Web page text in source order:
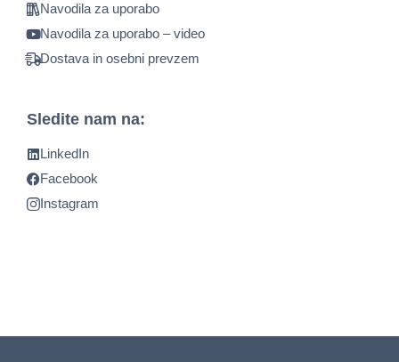
Navodila za uporabo
Navodila za uporabo – video
Dostava in osebni prevzem
Sledite nam na:
LinkedIn
Facebook
Instagram